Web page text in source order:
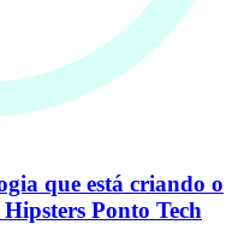
que está criando o
Ponto Tech